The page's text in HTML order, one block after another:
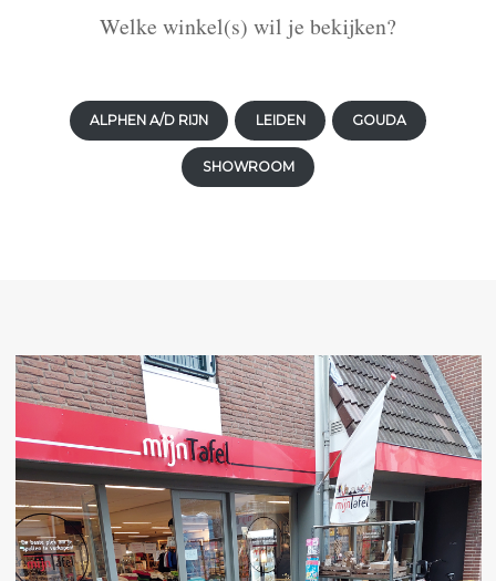
Welke winkel(s) wil je bekijken?
ALPHEN A/D RIJN LEIDEN GOUDA
SHOWROOM